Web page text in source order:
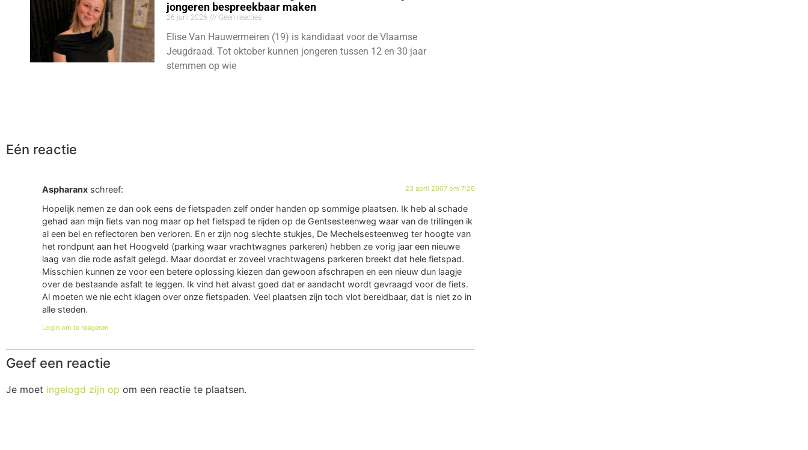
jongeren bespreekbaar maken
26 juni 2026 Geen reacties
Elise Van Hauwermeiren (19) is kandidaat voor de Vlaamse
Jeugdraad. Tot oktober kunnen jongeren tussen 12 en 30 jaar
stemmen op wie
Eén reactie
Aspharanx schreef: 23 april 2007 om 7:26
Hopelijk nemen ze dan ook eens de fietspaden zelf onder handen op sommige plaatsen. Ik heb al schade
gehad aan mijn fiets van nog maar op het fietspad te rijden op de Gentsesteenweg waar van de trillingen ik
al een bel en reflectoren ben verloren. En er zijn nog slechte stukjes, De Mechelsesteenweg ter hoogte van
het rondpunt aan het Hoogveld (parking waar vrachtwagnes parkeren) hebben ze vorig jaar een nieuwe
laag van die rode asfalt gelegd. Maar doordat er zoveel vrachtwagens parkeren breekt dat hele fietspad.
Misschien kunnen ze voor een betere oplossing kiezen dan gewoon afschrapen en een nieuw dun laagje
over de bestaande asfalt te leggen. Ik vind het alvast goed dat er aandacht wordt gevraagd voor de fiets.
Al moeten we nie echt klagen over onze fietspaden. Veel plaatsen zijn toch vlot bereidbaar, dat is niet zo in
alle steden.
Login om te reageren
Geef een reactie
Je moet ingelogd zijn op om een reactie te plaatsen.